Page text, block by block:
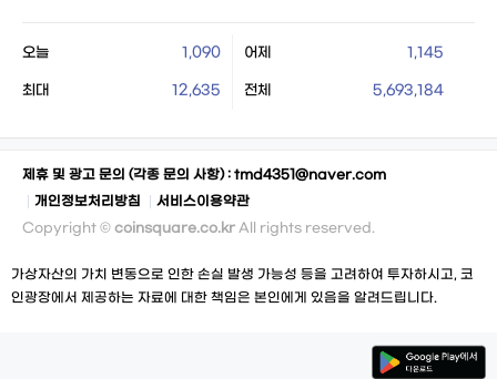
오늘 1,090 어제 1,145
최대 12,635 전체 5,693,184
제휴 및 광고 문의 (각종 문의 사항) : tmd4351@naver.com
개인정보처리방침
서비스이용약관
Copyright © coinsquare.co.kr All rights reserved.
가상자산의 가치 변동으로 인한 손실 발생 가능성 등을 고려하여 투자하시고, 코
인광장에서 제공하는 자료에 대한 책임은 본인에게 있음을 알려드립니다.